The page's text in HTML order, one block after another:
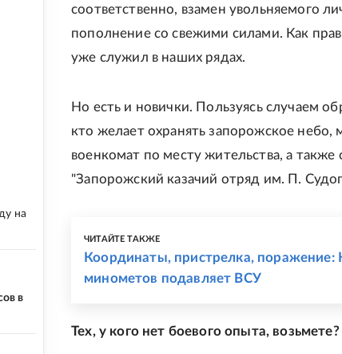
соответственно, взамен увольняемого
пополнение со свежими силами. Как
уже служил в наших рядах.
Но есть и новички. Пользуясь случаем
кто желает охранять запорожское
военкомат по месту жительства, а также
"Запорожский казачий отряд им. П.
ЧИТАЙТЕ ТАКЖЕ
Координаты, пристрелка, поражение:
минометов подавляет ВСУ
Тех, у кого нет боевого опыта, возьмете?
на
в